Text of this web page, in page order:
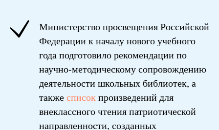
Министерство просвещения Российской
Федерации к началу нового учебного
года подготовило рекомендации по
научно-методическому сопровождению
деятельности школьных библиотек, а
такжесписокпроизведений для
внеклассного чтения патриотической
направленности, созданных